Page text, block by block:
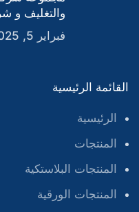
والتغليف و
فبراير 5, 2025
القائمة الرئيسية
الرئيسية
المنتجات
المنتجات البلاستكية
المنتجات الورقية